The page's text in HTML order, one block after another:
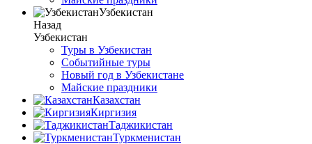
Узбекистан
Назад
Узбекистан
Туры в Узбекистан
Событийные туры
Новый год в Узбекистане
Майские праздники
Казахстан
Киргизия
Таджикистан
Туркменистан